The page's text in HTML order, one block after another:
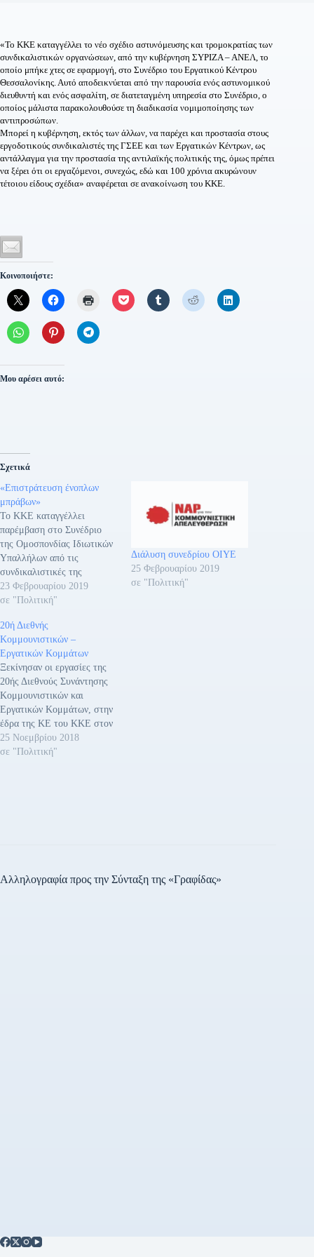
«Το ΚΚΕ καταγγέλλει το νέο σχέδιο αστυνόμευσης και τρομοκρατίας των
συνδικαλιστικών οργανώσεων, από την κυβέρνηση ΣΥΡΙΖΑ – ΑΝΕΛ, το
οποίο μπήκε χτες σε εφαρμογή, στο Συνέδριο του Εργατικού Κέντρου
Θεσσαλονίκης. Αυτό αποδεικνύεται από την παρουσία ενός αστυνομικού
διευθυντή και ενός ασφαλίτη, σε διατεταγμένη υπηρεσία στο Συνέδριο, ο
οποίος μάλιστα παρακολουθούσε τη διαδικασία νομιμοποίησης των
αντιπροσώπων.
Μπορεί η κυβέρνηση, εκτός των άλλων, να παρέχει και προστασία στους
εργοδοτικούς συνδικαλιστές της ΓΣΕΕ και των Εργατικών Κέντρων, ως
αντάλλαγμα για την προστασία της αντιλαϊκής πολιτικής της, όμως πρέπει
να ξέρει ότι οι εργαζόμενοι, συνεχώς, εδώ και 100 χρόνια ακυρώνουν
τέτοιου είδους σχέδια» αναφέρεται σε ανακοίνωση του ΚΚΕ.
Κοινοποιήστε:
Μου αρέσει αυτό:
Σχετικά
«Επιστράτευση ένοπλων
μπράβων»
Το ΚΚΕ καταγγέλλει
παρέμβαση στο Συνέδριο
της Ομοσπονδίας Ιδιωτικών
Υπαλλήλων από τις
συνδικαλιστικές της
ΠΑΣΚΕ, της ΔΑΚΕ και του
ΣΥΡΙΖΑ. Συγκεκριμένα: «Το
σημερινή πρωτοφανή, ωμή,
παρέμβαση της εργοδοσίας
και των παρατρεχάμενων
εργατοπατέρων στο
Συνέδριο της Ομοσπονδίας
Ιδιωτικών Υπαλλήλων. Σε
αγαστή συνεργασία
εργοδοτικοί συνδικαλιστές
της ΠΑΣΚΕ, της ΔΑΚΕ…
23 Φεβρουαρίου 2019
σε "Πολιτική"
Διάλυση συνεδρίου ΟΙΥΕ
25 Φεβρουαρίου 2019
σε "Πολιτική"
20ή Διεθνής
Κομμουνιστικών –
Εργατικών Κομμάτων
Ξεκίνησαν οι εργασίες της
20ής Διεθνούς Συνάντησης
Κομμουνιστικών και
Εργατικών Κομμάτων, στην
έδρα της ΚΕ του ΚΚΕ στον
Περισσό. Στις εργασίες
συμμετέχουν 91 κόμματα
25 Νοεμβρίου 2018
σε "Πολιτική"
Αλληλογραφία προς την Σύνταξη της «Γραφίδας»